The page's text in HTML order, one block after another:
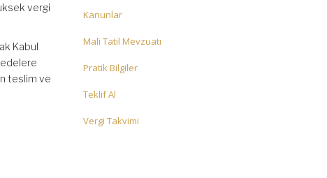
vergi
Kabul
teslim ve
Kanunlar
Mali Tatil Mevzuatı
Pratik Bilgiler
Teklif Al
Vergi Takvimi